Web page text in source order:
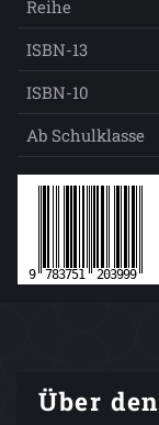
Reihe
ISBN-13
ISBN-10
Ab Schulklasse
Über